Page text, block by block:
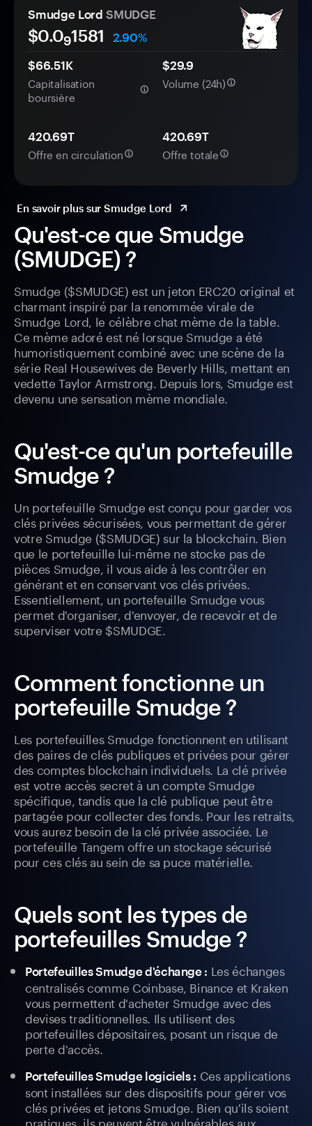
Qu'est-ce que Smudge
(SMUDGE) ?
Smudge ($SMUDGE) est un jeton ERC20 original et
charmant inspiré par la renommée virale de
Smudge Lord, le célèbre chat mème de la table.
Ce mème adoré est né lorsque Smudge a été
humoristiquement combiné avec une scène de la
série Real Housewives de Beverly Hills, mettant en
vedette Taylor Armstrong. Depuis lors, Smudge est
devenu une sensation mème mondiale.
Qu'est-ce qu'un portefeuille
Smudge ?
Un portefeuille Smudge est conçu pour garder vos
clés privées sécurisées, vous permettant de gérer
votre Smudge ($SMUDGE) sur la blockchain. Bien
que le portefeuille lui-même ne stocke pas de
pièces Smudge, il vous aide à les contrôler en
générant et en conservant vos clés privées.
Essentiellement, un portefeuille Smudge vous
permet d'organiser, d'envoyer, de recevoir et de
superviser votre $SMUDGE.
Comment fonctionne un
portefeuille Smudge ?
Les portefeuilles Smudge fonctionnent en utilisant
des paires de clés publiques et privées pour gérer
des comptes blockchain individuels. La clé privée
est votre accès secret à un compte Smudge
spécifique, tandis que la clé publique peut être
partagée pour collecter des fonds. Pour les retraits,
vous aurez besoin de la clé privée associée. Le
portefeuille Tangem offre un stockage sécurisé
pour ces clés au sein de sa puce matérielle.
Quels sont les types de
portefeuilles Smudge ?
Portefeuilles Smudge d'échange : Les échanges
centralisés comme Coinbase, Binance et Kraken
vous permettent d'acheter Smudge avec des
devises traditionnelles. Ils utilisent des
portefeuilles dépositaires, posant un risque de
perte d'accès.
Portefeuilles Smudge logiciels : Ces applications
sont installées sur des dispositifs pour gérer vos
clés privées et jetons Smudge. Bien qu'ils soient
pratiques, ils peuvent être vulnérables aux
Smudge Lord SMUDGE
$0.091581
2.90%
$66.51K
Capitalisation
boursière
$29.9
Volume (24h)
420.69T
Offre en circulation
420.69T
Offre totale
En savoir plus sur Smudge Lord